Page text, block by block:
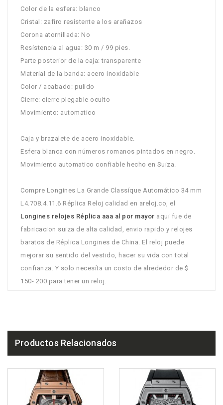
Color de la esfera: blanco
Cristal: zafiro resístente a los arañazos
Corona atornillada: No
Resístencia al agua: 30 m / 99 pies.
Parte posterior de la caja: transparente
Material de la banda: acero inoxidable
Color / acabado: pulido
Cierre: cierre plegable oculto
Movimiento: automatico
Caja y brazalete de acero inoxidable.
Esfera blanca con números romanos pintados en negro.
Movimiento automatico confiable hecho en Suiza.
Compre Longines La Grande Classíque Automático 34 mm
L4.708.4.11.6 Réplica Reloj calidad en areloj.co, el
Longines relojes Réplica aaa al por mayor aqui fue de
fabricacion suiza de alta calidad, envio rapido y relojes
baratos de Réplica Longines de China. El reloj puede
mejorar su sentido del vestido, hacer su vida con total
confianza. Y solo necesíta un costo de alrededor de $
150- 200 para tener un reloj.
Productos Relacionados